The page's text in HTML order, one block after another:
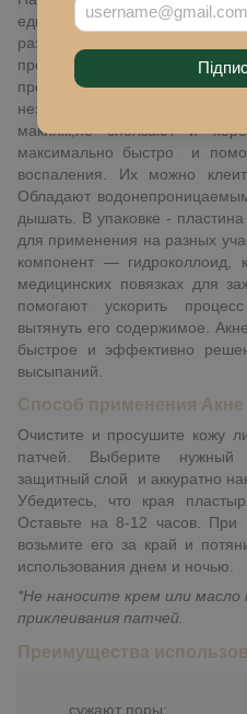
единичных высыпаниях.
размер и количество
предупреждают появление
представляют собой
незаметны на лице и
макияж,не сползают и
максимально быстро и
воспаления. Их можно
Обладают
дышать. В упаковке -
для применения на разных
компонент — гидроколлоид,
медицинских повязках для
помогают ускорить
вытянуть его содержимое .
быстрое и эффективно
высыпаний.
Способ применения Акне
Очистите и просушите кожу
патчей. Выберите нужный
защитный слой и аккуратно
Убедитесь, что края
Оставьте на 8-12 часов. При
возьмите его за край и
использования днем и ночью.
*Не наноситe крем или масло
приклеивания патчей.
Преимущества
сужают поры;